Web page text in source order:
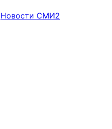
Новости СМИ2